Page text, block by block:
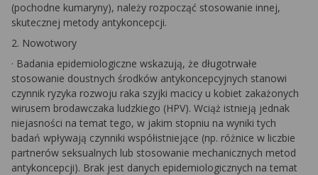
(pochodne kumaryny), należy rozpocząć stosowanie innej,
skutecznej metody antykoncepcji.
2. Nowotwory
· Badania epidemiologiczne wskazują, że długotrwałe
stosowanie doustnych środków antykoncepcyjnych stanowi
czynnik ryzyka rozwoju raka szyjki macicy u kobiet zakażonych
wirusem brodawczaka ludzkiego (HPV). Wciąż istnieją jednak
niejasności na temat tego, w jakim stopniu na wyniki tych
badań wpływają czynniki współistniejące (np. różnice w liczbie
partnerów seksualnych lub stosowanie mechanicznych metod
antykoncepcji). Brak jest danych epidemiologicznych na temat